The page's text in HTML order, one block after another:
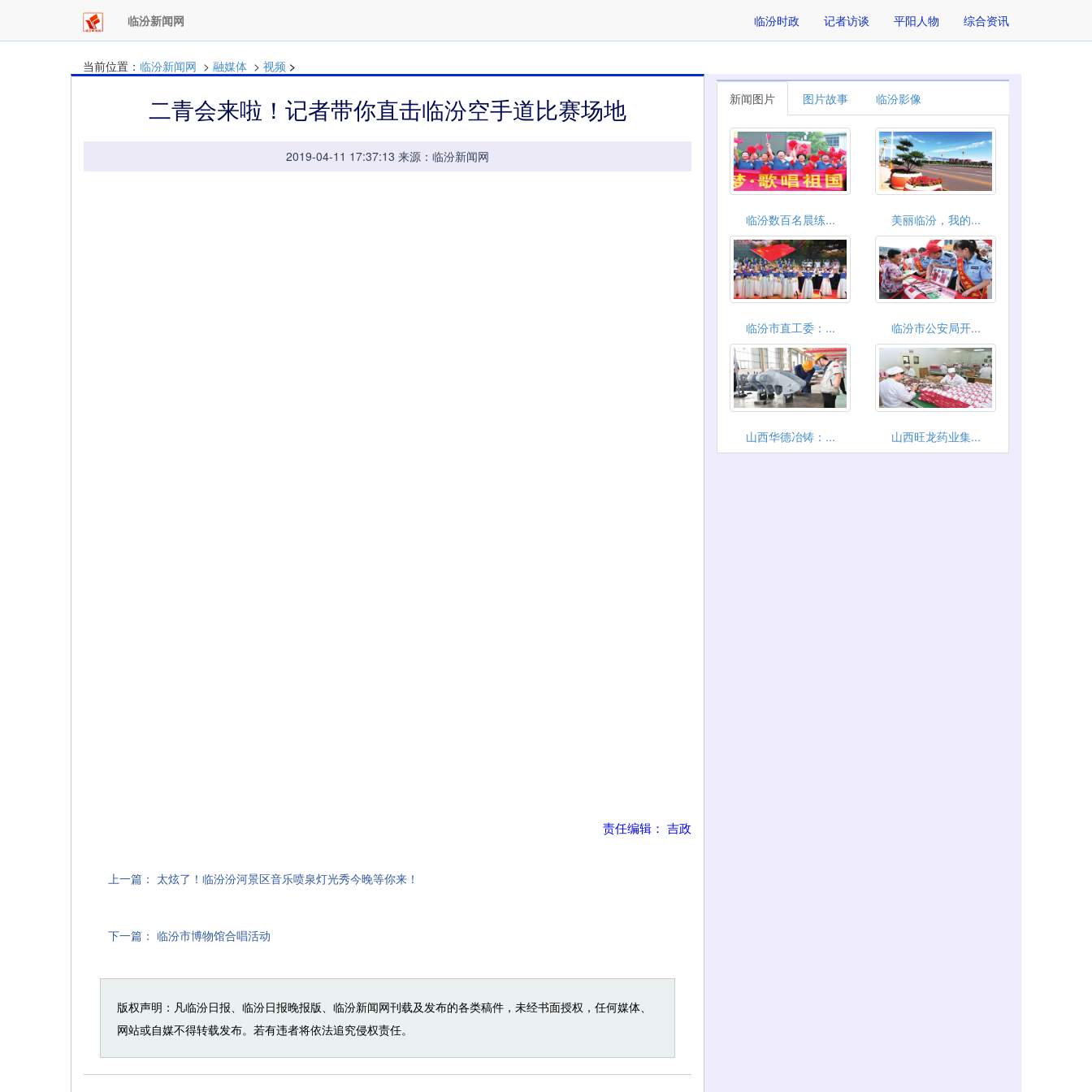
临汾新闻网 临汾时政 记者访谈 平阳人物 综合资讯
当前位置： 临汾新闻网 > 融媒体 > 视频 >
二青会来啦！记者带你直击临汾空手道比赛场地
2019-04-11 17:37:13 来源：临汾新闻网
责任编辑： 吉政
上一篇： 太炫了！临汾汾河景区音乐喷泉灯光秀今晚等你来！
下一篇： 临汾市博物馆合唱活动
版权声明：凡临汾日报、临汾日报晚报版、临汾新闻网刊载及发布的各类稿件，未经书面授权，任何媒体、
网站或自媒不得转载发布。若有违者将依法追究侵权责任。
新闻图片 图片故事 临汾影像
临汾数百名晨练... 美丽临汾，我的...
临汾市直工委：... 临汾市公安局开...
山西华德冶铸：... 山西旺龙药业集...